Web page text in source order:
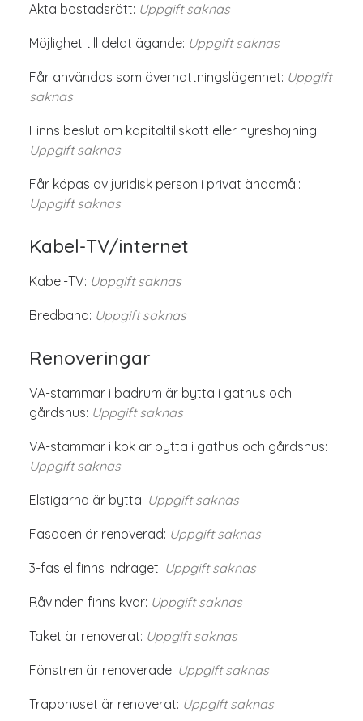
Äkta bostadsrätt: Uppgift saknas
Möjlighet till delat ägande: Uppgift saknas
Får användas som övernattningslägenhet: Uppgift
saknas
Finns beslut om kapitaltillskott eller hyreshöjning:
Uppgift saknas
Får köpas av juridisk person i privat ändamål:
Uppgift saknas
Kabel-TV/internet
Kabel-TV: Uppgift saknas
Bredband: Uppgift saknas
Renoveringar
VA-stammar i badrum är bytta i gathus och
gårdshus: Uppgift saknas
VA-stammar i kök är bytta i gathus och gårdshus:
Uppgift saknas
Elstigarna är bytta: Uppgift saknas
Fasaden är renoverad: Uppgift saknas
3-fas el finns indraget: Uppgift saknas
Råvinden finns kvar: Uppgift saknas
Taket är renoverat: Uppgift saknas
Fönstren är renoverade: Uppgift saknas
Trapphuset är renoverat: Uppgift saknas